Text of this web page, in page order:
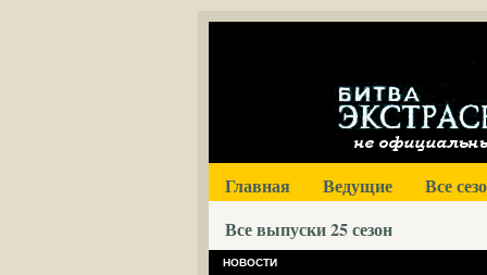
Главная Ведущие
Все
Все выпуски 25 сезон
НОВОСТИ